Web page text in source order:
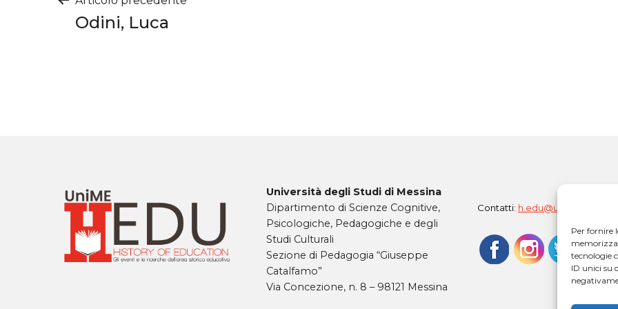
Per fornire
tecnologie
ID unici su
Navigazione
Odini, Luca
Università degli Studi di Messina
Dipartimento di Scienze Cognitive,
Psicologiche, Pedagogiche e degli
Studi Culturali
Sezione di Pedagogia “Giuseppe
Catalfamo”
Via Concezione, n. 8 – 98121 Messina
Contatti: h.edu@unime.it